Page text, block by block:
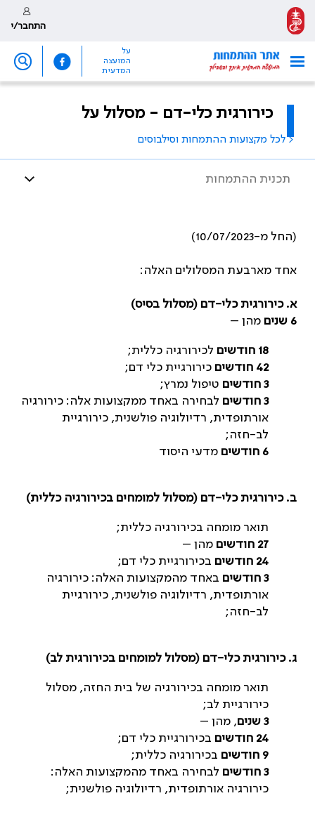
התחבר/י
על
המועצה
המדעית
כירורגית כלי-דם - מסלול על
< לכל מקצועות ההתמחות וסילבוסים
תכנית ההתמחות
(החל מ-10/07/2023)
אחד מארבעת המסלולים האלה:
א. כירורגית כלי-דם (מסלול בסיס)
6 שנים
מהן –
18 חודשים
לכירורגיה כללית;
42 חודשים
כירורגיית כלי דם;
3 חודשים
טיפול נמרץ;
3 חודשים
לבחירה באחד ממקצועות אלה: כירורגיה
אורתופדית, רדיולוגיה פולשנית, כירורגיית
לב-חזה;
6 חודשים
מדעי היסוד
ב. כירורגית כלי-דם (מסלול למומחים בכירורגיה כללית)
תואר מומחה בכירורגיה כללית;
27 חודשים
מהן –
24 חודשים
בכירורגיית כלי דם;
3 חודשים
באחד מהמקצועות האלה: כירורגיה
אורתופדית, רדיולוגיה פולשנית, כירורגיית
לב-חזה;
ג. כירורגית כלי-דם (מסלול למומחים בכירורגית לב)
תואר מומחה בכירורגיה של בית החזה, מסלול
כירורגיית לב;
3 שנים
, מהן –
24 חודשים
בכירורגיית כלי דם;
9 חודשים
בכירורגיה כללית;
3 חודשים
לבחירה באחד מהמקצועות האלה:
כירורגיה אורתופדית, רדיולוגיה פולשנית;